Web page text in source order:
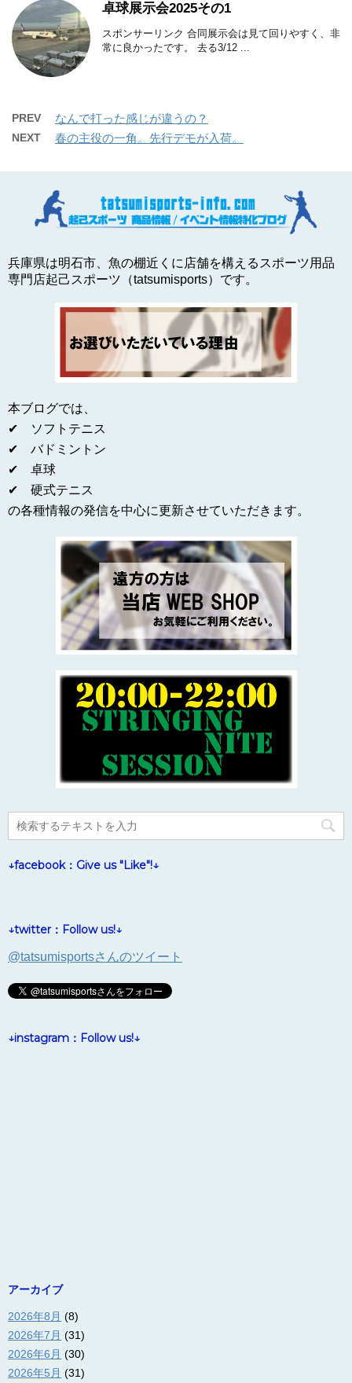
卓球展示会2025その1
スポンサーリンク 合同展示会は見て回りやすく、非
常に良かったです。 去る3/12 ...
PREV なんで打った感じが違うの？
NEXT 春の主役の一角。先行デモが入荷。
兵庫県は明石市、魚の棚近くに店舗を構えるスポーツ用品
専門店起己スポーツ（tatsumisports）です。
本ブログでは、
✔ ソフトテニス
✔ バドミントン
✔ 卓球
✔ 硬式テニス
の各種情報の発信を中心に更新させていただきます。
↓facebook：Give us "Like"!↓
↓twitter：Follow us!↓
@tatsumisportsさんのツイート
↓instagram：Follow us!↓
アーカイブ
2026年8月 (8)
2026年7月 (31)
2026年6月 (30)
2026年5月 (31)